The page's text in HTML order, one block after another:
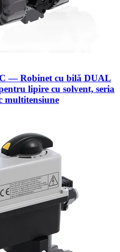
— Robinet cu bilă DUAL
lipire cu solvent, seria
multitensiune